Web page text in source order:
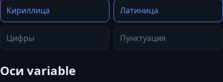
Кириллица Латиница
Цифры Пунктуация
Оси variable